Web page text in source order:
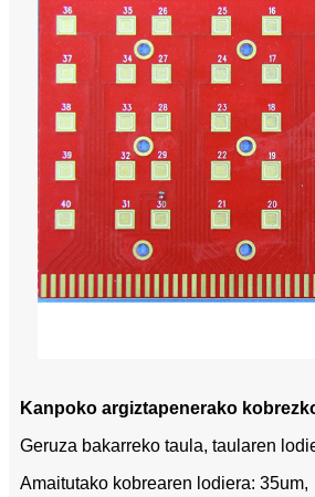
Kanpoko argiztapenerako
Geruza bakarreko taula, taularen
Amaitutako kobrearen lodiera: 35um,